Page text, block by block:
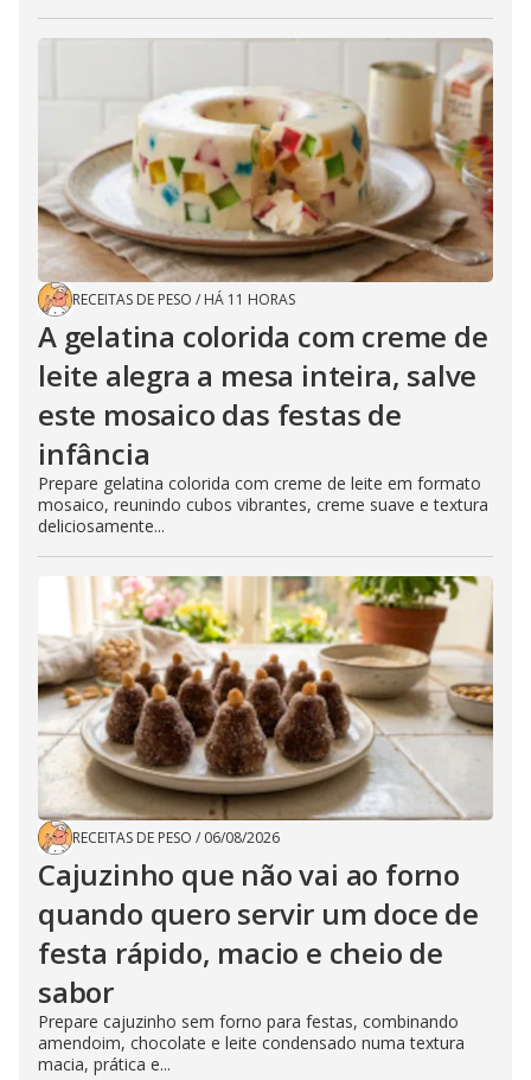
RECEITAS DE PESO / HÁ 11 HORAS
A gelatina colorida com creme de
leite alegra a mesa inteira, salve
este mosaico das festas de
infância
Prepare gelatina colorida com creme de leite em formato
mosaico, reunindo cubos vibrantes, creme suave e textura
deliciosamente...
RECEITAS DE PESO / 06/08/2026
Cajuzinho que não vai ao forno
quando quero servir um doce de
festa rápido, macio e cheio de
sabor
Prepare cajuzinho sem forno para festas, combinando
amendoim, chocolate e leite condensado numa textura
macia, prática e...